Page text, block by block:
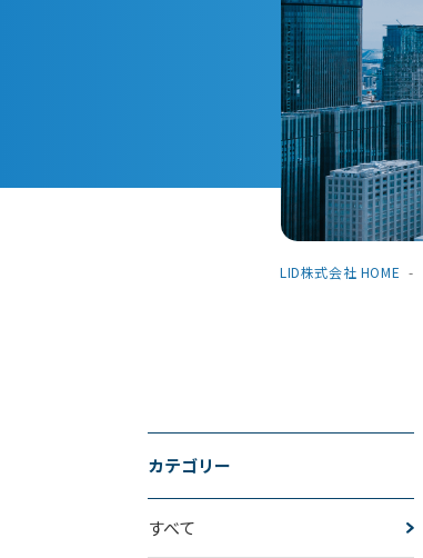
LID株式会社 HOME -
カテゴリー
すべて